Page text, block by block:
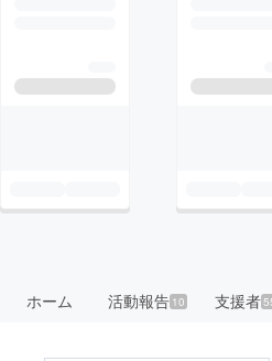
ホーム 活動報告10 支援者